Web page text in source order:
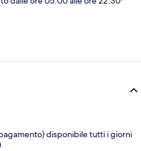
disponibile tutti i giorni